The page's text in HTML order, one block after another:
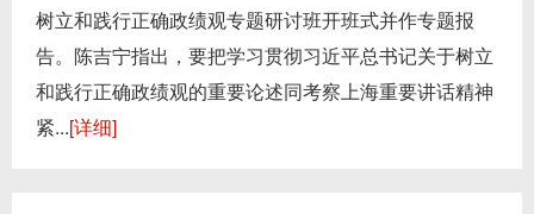
树立和践行正确政绩观专题研讨班开班式并作专题报
告。陈吉宁指出，要把学习贯彻习近平总书记关于树立
和践行正确政绩观的重要论述同考察上海重要讲话精神
紧...[详细]